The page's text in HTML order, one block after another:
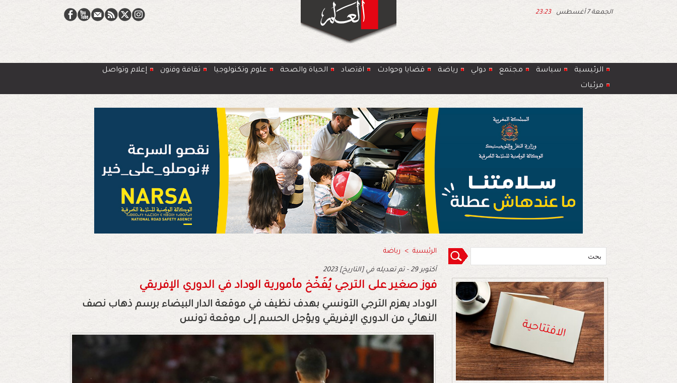
الجمعة 7 أغسطس 23:23
الرئيسية سياسة مجتمع دولي رياضة قضايا وحوادث اﻗﺗﺻﺎد الحياة والصحة ﻋﻠوم وتكنولوجيا ﺛﻘﺎﻓﺔ وﻓﻧون
إعلام وتواصل
مرئيات
الرئيسية > رياضة
2023 أكتوبر 29 - تم تعديله في [التاريخ]
فوز صغير على الترجي يُفَخّخ مأمورية الوداد في الدوري الإفريقي
الوداد يهزم الترجي التونسي بهدف نظيف في موقعة الدار البيضاء برسم ذهاب نصف
النهائي من الدوري الإفريقي ويؤجل الحسم إلى موقعة تونس